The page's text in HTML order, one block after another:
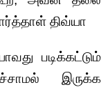
திவ்யா
படிக்கட்டும்
இருக்க